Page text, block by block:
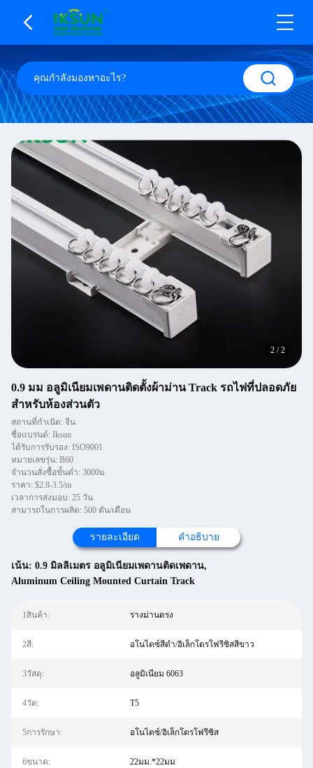
2 /2
0.9 มม อลูมิเนียมเพดานติดตั้งผ้าม่าน Track รถไฟที่ปลอดภัย
สําหรับห้องส่วนตัว
สถานที่กำเนิด: จีน
ชื่อแบรนด์: Iksun
ได้รับการรับรอง: ISO9001
หมายเลขรุ่น: B60
จำนวนสั่งซื้อขั้นต่ำ: 3000ม
ราคา: $2.8-3.5/m
เวลาการส่งมอบ: 25 วัน
สามารถในการผลิต: 500 ตัน/เดือน
รายละเอียด คำอธิบาย
เน้น: 0.9 มิลลิเมตร อลูมิเนียมเพดานติดเพดาน,
Aluminum Ceiling Mounted Curtain Track
1สินค้า: รางม่านตรง
2สี: อโนไดซ์สีดำ/อิเล็กโตรโฟรีซิสสีขาว
3วัสดุ: อลูมิเนียม 6063
4วัด: T5
5การรักษา: อโนไดซ์/อิเล็กโตรโฟรีซิส
6ขนาด: 22มม.*22มม